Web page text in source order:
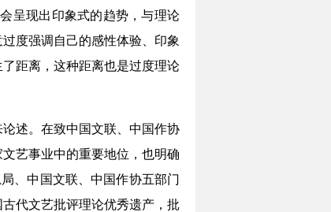
呈现出印象式的趋势，与理论
度强调自己的感性体验、印象
距离，这种距离也是过度理论
述。在致中国文联、中国作协
艺事业中的重要地位，也明确
、中国文联、中国作协五部门
代文艺批评理论优秀遗产，批